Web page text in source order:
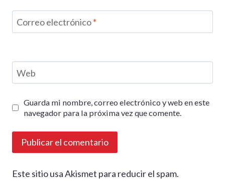
Correo electrónico*
Web
Guarda mi nombre, correo electrónico y web en este
navegador para la próxima vez que comente.
Este sitio usa Akismet para reducir el spam.